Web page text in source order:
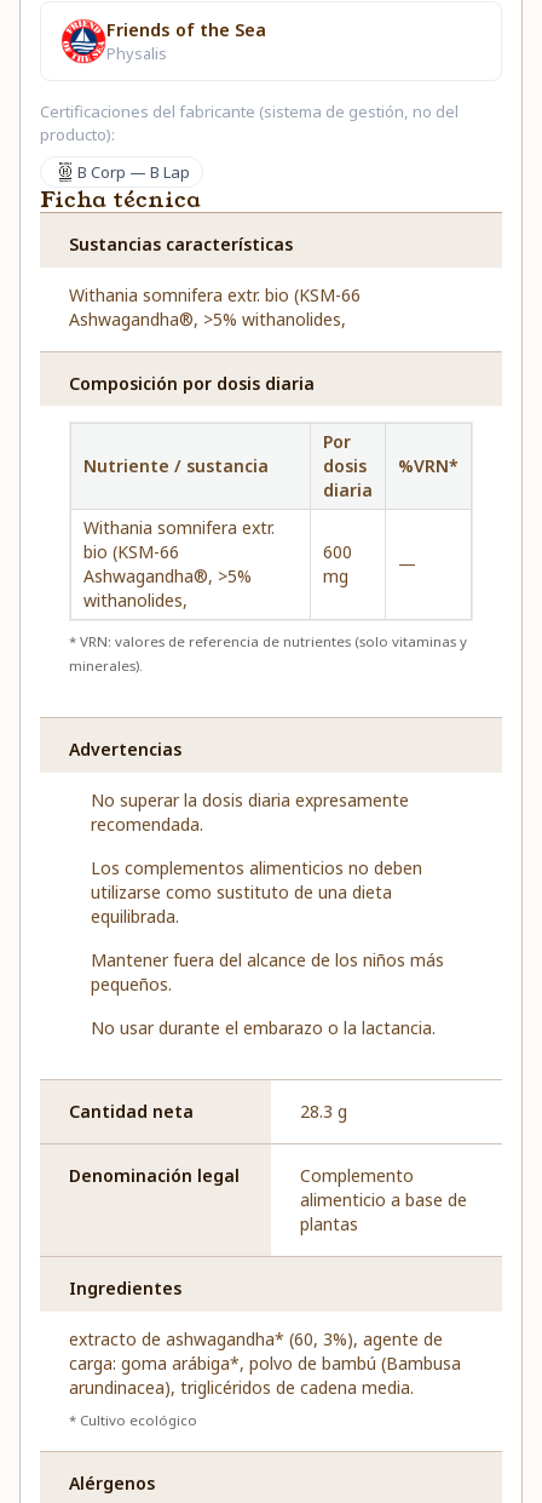
Friends of the Sea
Physalis
Certificaciones del fabricante (sistema de gestión, no del
producto):
B Corp — B Lap
Ficha técnica
Sustancias características
Withania somnifera extr. bio (KSM-66
Ashwagandha®, >5% withanolides,
Composición por dosis diaria
Nutriente / sustancia
Por
dosis
diaria
%VRN*
Withania somnifera extr.
bio (KSM-66
Ashwagandha®, >5%
withanolides,
600
mg
—
* VRN: valores de referencia de nutrientes (solo vitaminas y
minerales).
Advertencias
No superar la dosis diaria expresamente
recomendada.
Los complementos alimenticios no deben
utilizarse como sustituto de una dieta
equilibrada.
Mantener fuera del alcance de los niños más
pequeños.
No usar durante el embarazo o la lactancia.
Cantidad neta 28.3 g
Denominación legal
Complemento
alimenticio a base de
plantas
Ingredientes
extracto de ashwagandha* (60, 3%), agente de
carga: goma arábiga*, polvo de bambú (Bambusa
arundinacea), triglicéridos de cadena media.
* Cultivo ecológico
Alérgenos